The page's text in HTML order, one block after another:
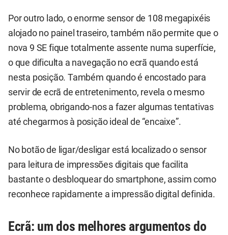
Por outro lado, o enorme sensor de 108 megapixéis
alojado no painel traseiro, também não permite que o
nova 9 SE fique totalmente assente numa superfície,
o que dificulta a navegação no ecrã quando está
nesta posição. Também quando é encostado para
servir de ecrã de entretenimento, revela o mesmo
problema, obrigando-nos a fazer algumas tentativas
até chegarmos à posição ideal de “encaixe”.
No botão de ligar/desligar está localizado o sensor
para leitura de impressões digitais que facilita
bastante o desbloquear do smartphone, assim como
reconhece rapidamente a impressão digital definida.
Ecrã: um dos melhores argumentos do